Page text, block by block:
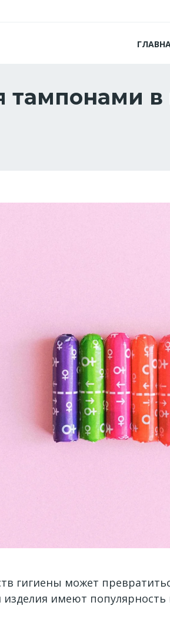
тампонами
гигиены может
имеют популярность